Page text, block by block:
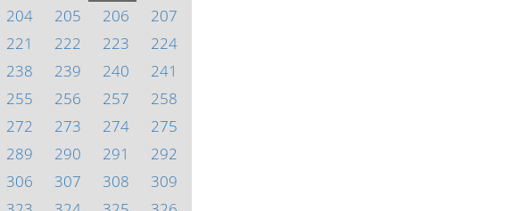
204 205 206
207
221 222 223
224
238 239 240
241
255 256 257
258
272 273 274
275
289 290 291
292
306 307 308
309